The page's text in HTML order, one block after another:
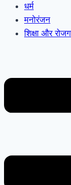
धर्म
मनोरंजन
शिक्षा और